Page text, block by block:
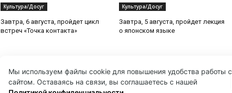
Культура/Досуг
Завтра, 6 августа, пройдет цикл
встреч «Точка контакта»
Культура/Досуг
Завтра, 5 августа, пройдет лекция
о японском языке
Мы используем файлы cookie для повышения удобства работы с
сайтом. Оставаясь на связи, вы соглашаетесь с нашей